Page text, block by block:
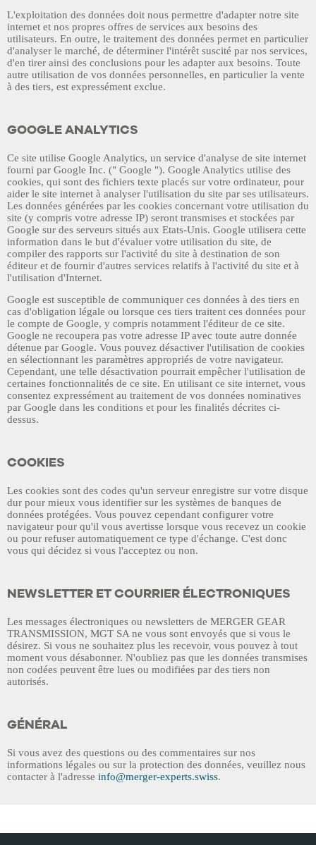
L'exploitation des données doit nous permettre d'adapter notre site
internet et nos propres offres de services aux besoins des
utilisateurs. En outre, le traitement des données permet en particulier
d'analyser le marché, de déterminer l'intérêt suscité par nos services,
d'en tirer ainsi des conclusions pour les adapter aux besoins. Toute
autre utilisation de vos données personnelles, en particulier la vente
à des tiers, est expressément exclue.
GOOGLE ANALYTICS
Ce site utilise Google Analytics, un service d'analyse de site internet
fourni par Google Inc. (" Google "). Google Analytics utilise des
cookies, qui sont des fichiers texte placés sur votre ordinateur, pour
aider le site internet à analyser l'utilisation du site par ses utilisateurs.
Les données générées par les cookies concernant votre utilisation du
site (y compris votre adresse IP) seront transmises et stockées par
Google sur des serveurs situés aux Etats-Unis. Google utilisera cette
information dans le but d'évaluer votre utilisation du site, de
compiler des rapports sur l'activité du site à destination de son
éditeur et de fournir d'autres services relatifs à l'activité du site et à
l'utilisation d'Internet.
Google est susceptible de communiquer ces données à des tiers en
cas d'obligation légale ou lorsque ces tiers traitent ces données pour
le compte de Google, y compris notamment l'éditeur de ce site.
Google ne recoupera pas votre adresse IP avec toute autre donnée
détenue par Google. Vous pouvez désactiver l'utilisation de cookies
en sélectionnant les paramètres appropriés de votre navigateur.
Cependant, une telle désactivation pourrait empêcher l'utilisation de
certaines fonctionnalités de ce site. En utilisant ce site internet, vous
consentez expressément au traitement de vos données nominatives
par Google dans les conditions et pour les finalités décrites ci-
dessus.
COOKIES
Les cookies sont des codes qu'un serveur enregistre sur votre disque
dur pour mieux vous identifier sur les systèmes de banques de
données protégées. Vous pouvez cependant configurer votre
navigateur pour qu'il vous avertisse lorsque vous recevez un cookie
ou pour refuser automatiquement ce type d'échange. C'est donc
vous qui décidez si vous l'acceptez ou non.
NEWSLETTER ET COURRIER ÉLECTRONIQUES
Les messages électroniques ou newsletters de MERGER GEAR
TRANSMISSION, MGT SA ne vous sont envoyés que si vous le
désirez. Si vous ne souhaitez plus les recevoir, vous pouvez à tout
moment vous désabonner. N'oubliez pas que les données transmises
non codées peuvent être lues ou modifiées par des tiers non
autorisés.
GÉNÉRAL
Si vous avez des questions ou des commentaires sur nos
informations légales ou sur la protection des données, veuillez nous
contacter à l'adresse info@merger-experts.swiss.